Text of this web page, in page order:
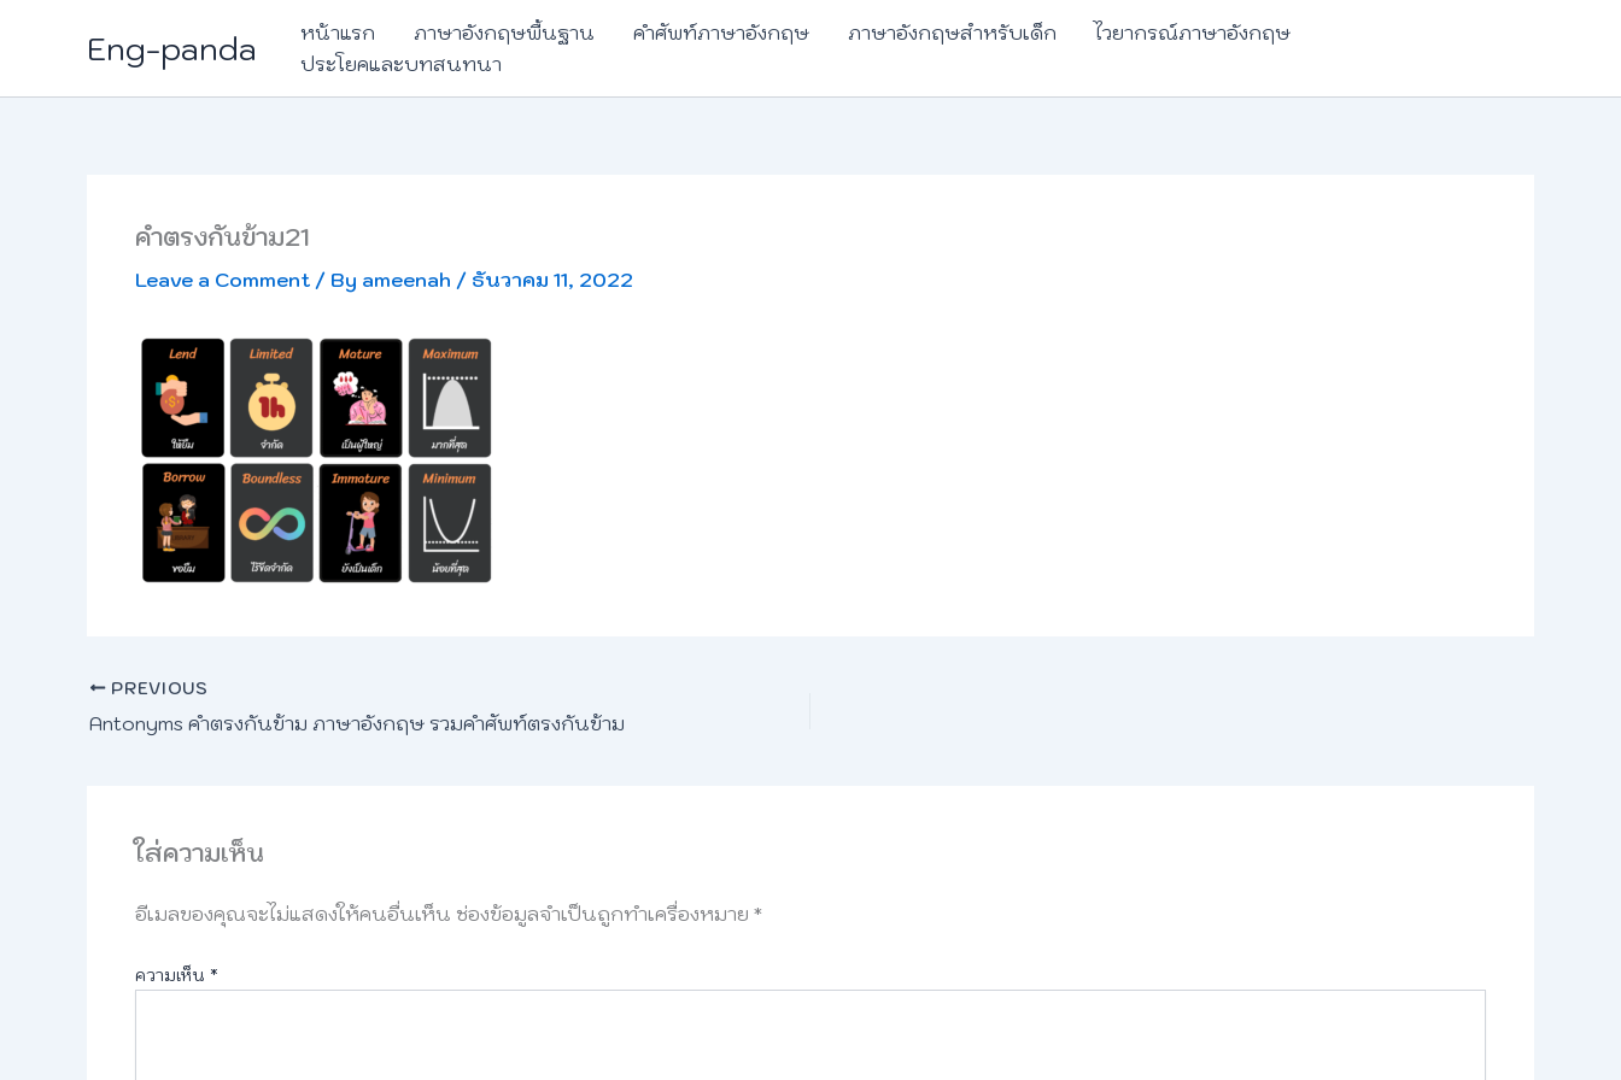
Eng-panda หน้าแรก ภาษาอังกฤษพื้นฐาน คำศัพท์ภาษาอังกฤษ ภาษาอังกฤษสำหรับเด็ก
ไวยากรณ์ภาษาอังกฤษ
ประโยคและบทสนทนา
คำตรงกันข้าม21
Leave a Comment / By ameenah / ธันวาคม 11, 2022
PREVIOUS
Antonyms คำตรงกันข้าม ภาษาอังกฤษ รวมคำศัพท์ตรงกันข้าม
ใส่ความเห็น
อีเมลของคุณจะไม่แสดงให้คนอื่นเห็น ช่องข้อมูลจำเป็นถูกทำเครื่องหมาย *
ความเห็น *